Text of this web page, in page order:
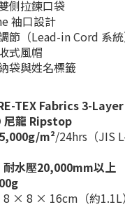
側拉鍊口袋
袖口設計
節（Lead-in Cord 系統
式風帽
袋與姓名標籤
TEX Fabrics 3-Layer
尼龍 Ripstop
m²/24hrs（JIS
耐水壓20,000mm以上
8 × 8 × 16cm（約1.1L）